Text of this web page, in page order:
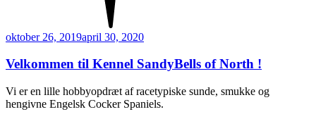
Udgivet
oktober 26, 2019april 30, 2020
Velkommen til Kennel SandyBells of North !
Vi er en lille hobbyopdræt af racetypiske sunde, smukke og
hengivne Engelsk Cocker Spaniels.